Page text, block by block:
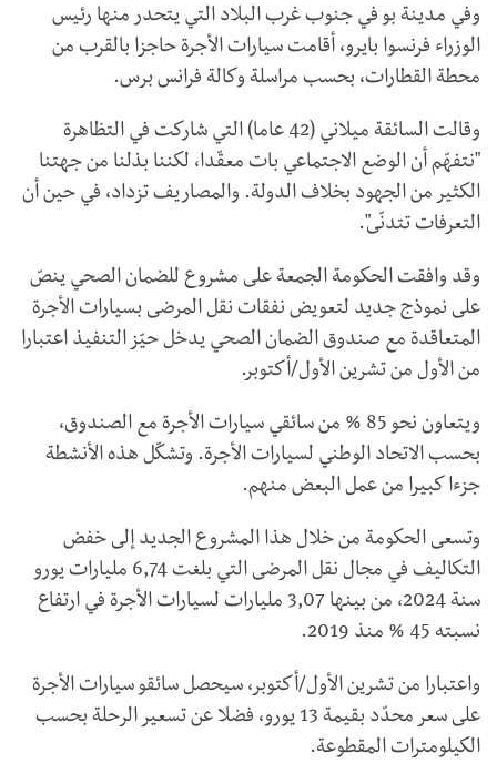
وفي مدينة بو في جنوب غرب البلاد التي يتحدر منها رئيس
الوزراء فرنسوا بايرو، أقامت سيارات الأجرة حاجزا بالقرب من
محطة القطارات، بحسب مراسلة وكالة فرانس برس.
وقالت السائقة ميلاني (42 عاما) التي شاركت في التظاهرة
"نتفهّم أن الوضع الاجتماعي بات معقّدا، لكننا بذلنا من جهتنا
الكثير من الجهود بخلاف الدولة. والمصاريف تزداد، في حين أن
التعرفات تتدنّى".
وقد وافقت الحكومة الجمعة على مشروع للضمان الصحي ينصّ
على نموذج جديد لتعويض نفقات نقل المرضى بسيارات الأجرة
المتعاقدة مع صندوق الضمان الصحي يدخل حيّز التنفيذ اعتبارا
من الأول من تشرين الأول/أكتوبر.
ويتعاون نحو 85 % من سائقي سيارات الأجرة مع الصندوق،
بحسب الاتحاد الوطني لسيارات الأجرة. وتشكّل هذه الأنشطة
جزءا كبيرا من عمل البعض منهم.
وتسعى الحكومة من خلال هذا المشروع الجديد إلى خفض
التكاليف في مجال نقل المرضى التي بلغت 6,74 مليارات يورو
سنة 2024، من بينها 3,07 مليارات لسيارات الأجرة في ارتفاع
نسبته 45 % منذ 2019.
واعتبارا من تشرين الأول/أكتوبر، سيحصل سائقو سيارات الأجرة
على سعر محدّد بقيمة 13 يورو، فضلا عن تسعير الرحلة بحسب
الكيلومترات المقطوعة.